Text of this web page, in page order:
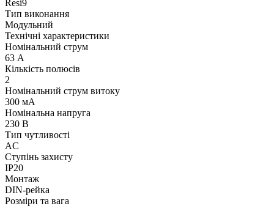
Resi9
Тип виконання
Модульний
Технічні характеристики
Номінальний струм
63 А
Кількість полюсів
2
Номінальний струм витоку
300 мА
Номінальна напруга
230 В
Тип чутливості
AC
Ступінь захисту
IP20
Монтаж
DIN-рейка
Розміри та вага